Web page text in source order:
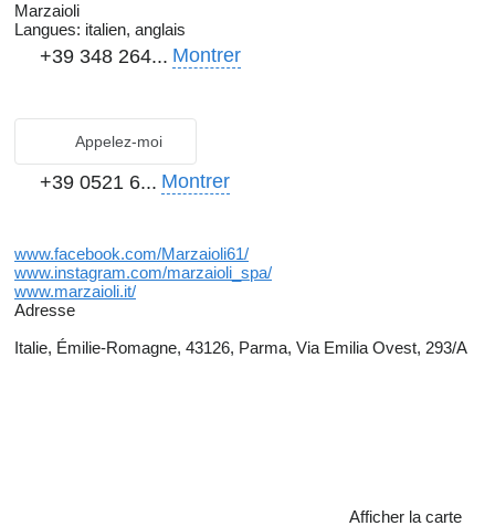
Marzaioli
Langues: italien, anglais
+39 348 264... Montrer
Appelez-moi
+39 0521 6... Montrer
www.facebook.com/Marzaioli61/
www.instagram.com/marzaioli_spa/
www.marzaioli.it/
Adresse
Italie, Émilie-Romagne, 43126, Parma, Via Emilia Ovest, 293/A
Afficher la carte